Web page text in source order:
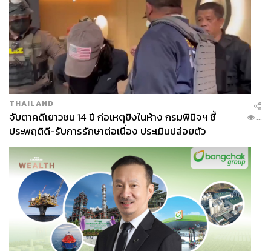
THAILAND
จับตาคดีเยาวชน 14 ปี ก่อเหตุยิงในห้าง กรมพินิจฯ ชี้
ประพฤติดี-รับการรักษาต่อเนื่อง ประเมินปล่อยตัว
...